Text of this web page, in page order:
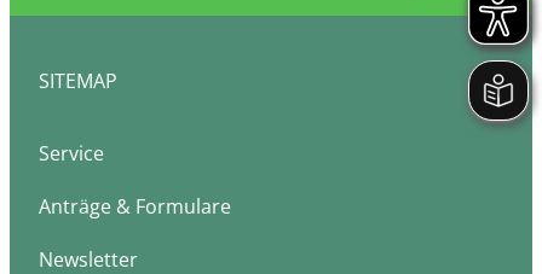
SITEMAP
Service
Anträge & Formulare
Newsletter